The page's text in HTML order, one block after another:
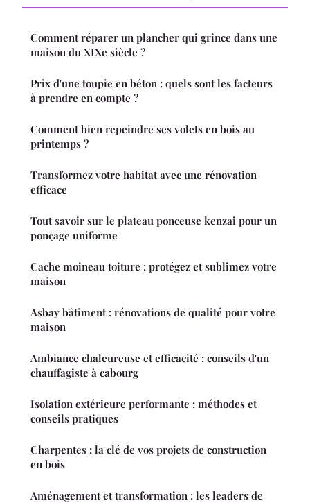
Comment réparer un plancher qui grince dans une
maison du XIXe siècle ?
Prix d'une toupie en béton : quels sont les facteurs
à prendre en compte ?
Comment bien repeindre ses volets en bois au
printemps ?
Transformez votre habitat avec une rénovation
efficace
Tout savoir sur le plateau ponceuse kenzai pour un
ponçage uniforme
Cache moineau toiture : protégez et sublimez votre
maison
Asbay bâtiment : rénovations de qualité pour votre
maison
Ambiance chaleureuse et efficacité : conseils d'un
chauffagiste à cabourg
Isolation extérieure performante : méthodes et
conseils pratiques
Charpentes : la clé de vos projets de construction
en bois
Aménagement et transformation : les leaders de